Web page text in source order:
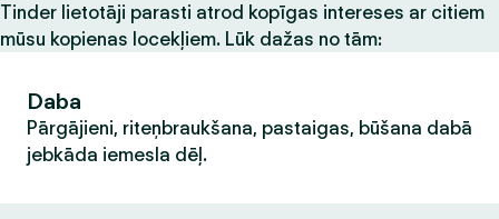
Tinder lietotāji parasti atrod kopīgas intereses ar citiem
mūsu kopienas locekļiem. Lūk dažas no tām:
Daba
Pārgājieni, riteņbraukšana, pastaigas, būšana dabā
jebkāda iemesla dēļ.